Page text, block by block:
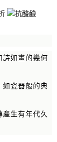
詩如畫的幾何
如瓷器般的典
生有年代久